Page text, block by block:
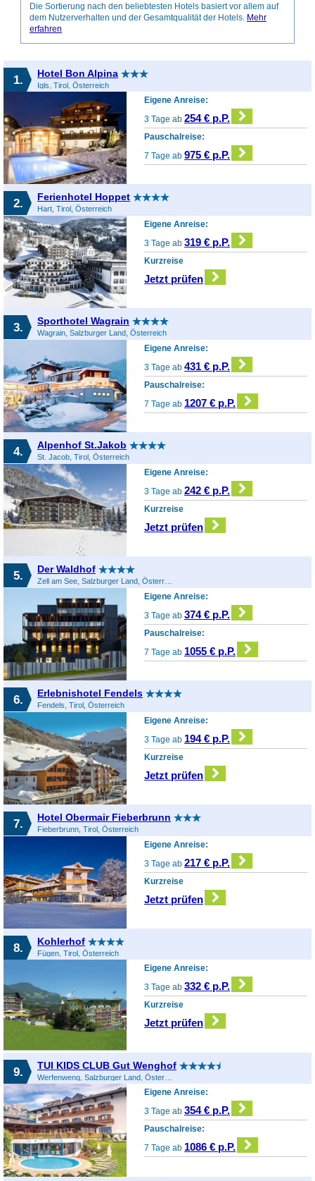
Die Sortierung nach den beliebtesten Hotels basiert vor allem auf
dem Nutzerverhalten und der Gesamtqualität der Hotels. Mehr
erfahren
1. Hotel Bon Alpina
Igls, Tirol, Österreich
Eigene Anreise:
3 Tage ab254 € p.P.
Pauschalreise:
7 Tage ab975 € p.P.
2. Ferienhotel Hoppet
Hart, Tirol, Österreich
Eigene Anreise:
3 Tage ab319 € p.P.
Kurzreise
Jetzt prüfen
3. Sporthotel Wagrain
Wagrain, Salzburger Land, Österreich
Eigene Anreise:
3 Tage ab431 € p.P.
Pauschalreise:
7 Tage ab 1207 € p.P.
4. Alpenhof St.Jakob
St. Jacob, Tirol, Österreich
Eigene Anreise:
3 Tage ab242 € p.P.
Kurzreise
Jetzt prüfen
5. Der Waldhof
Zell am See, Salzburger Land, Österreich
Eigene Anreise:
3 Tage ab374 € p.P.
Pauschalreise:
7 Tage ab 1055 € p.P.
6. Erlebnishotel Fendels
Fendels, Tirol, Österreich
Eigene Anreise:
3 Tage ab 194 € p.P.
Kurzreise
Jetzt prüfen
7. Hotel Obermair Fieberbrunn
Fieberbrunn, Tirol, Österreich
Eigene Anreise:
3 Tage ab217 € p.P.
Kurzreise
Jetzt prüfen
8. Kohlerhof
Fügen, Tirol, Österreich
Eigene Anreise:
3 Tage ab332 € p.P.
Kurzreise
Jetzt prüfen
9. TUI KIDS CLUB Gut Wenghof
Werfenweng, Salzburger Land, Österreich
Eigene Anreise:
3 Tage ab354 € p.P.
Pauschalreise:
7 Tage ab 1086 € p.P.